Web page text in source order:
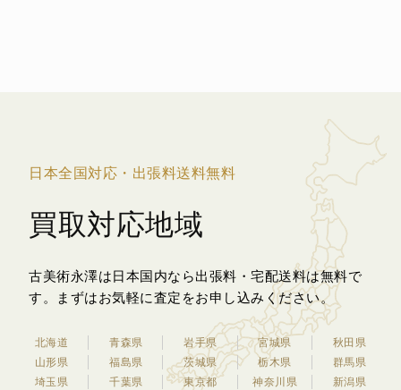
日本全国対応・出張料送料無料
買取対応地域
古美術永澤は日本国内なら出張料・宅配送料は無料で
す。
まずはお気軽に査定をお申し込みください。
北海道 青森県 岩手県 宮城県
秋田県
山形県
福島県 茨城県 栃木県
群馬県
埼玉県
千葉県 東京都 神奈川県
新潟県